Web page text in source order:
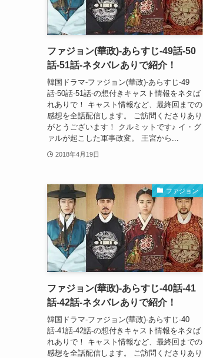
ファジョン(華政)-あらすじ-49話-50
話-51話-ネタバレありで紹介！
韓国ドラマ-ファジョン(華政)-あらすじ-49
話-50話-51話-の想付きキャスト情報をネタば
れありで！ キャスト情報など、最終回までの
感想を全話配信します。 ご訪問くださりあり
がとうございます！ クルミットです♪ イ・グ
ァルが起こした軍事政変。 王宮から...
2018年4月19日
ファジョン
ファジョン(華政)-あらすじ-40話-41
話-42話-ネタバレありで紹介！
韓国ドラマ-ファジョン(華政)-あらすじ-40
話-41話-42話-の想付きキャスト情報をネタば
れありで！ キャスト情報など、最終回までの
感想を全話配信します。 ご訪問くださりあり